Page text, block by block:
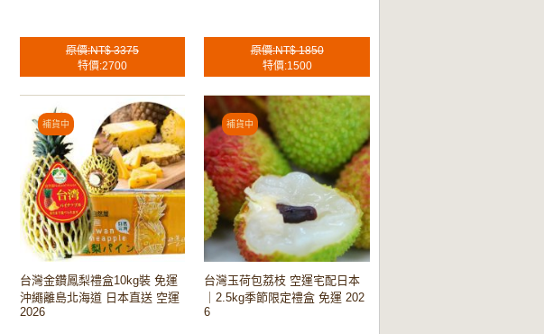
原價:NT$ 3375
特價:2700
原價:NT$ 1850
特價:1500
台灣金鑽鳳梨禮盒10kg裝 免運
沖繩離島北海道 日本直送 空運
2026
台灣玉荷包荔枝 空運宅配日本
｜2.5kg季節限定禮盒 免運 202
6